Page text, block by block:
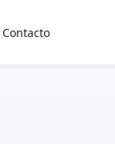
Contacto